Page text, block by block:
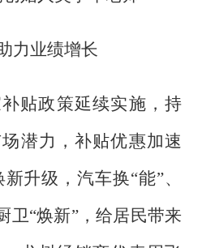
力业绩增长
贴政策延续实施，持
潜力，补贴优惠加速
升级，汽车换“能”、
卫“焕新”，给居民带来